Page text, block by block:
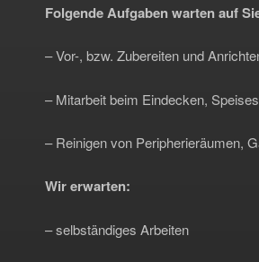
Folgende Aufgaben warten auf
– Vor-, bzw. Zubereiten und
– Mitarbeit beim Eindecken,
– Reinigen von Peripherieräumen,
Wir erwarten:
– selbständiges Arbeiten